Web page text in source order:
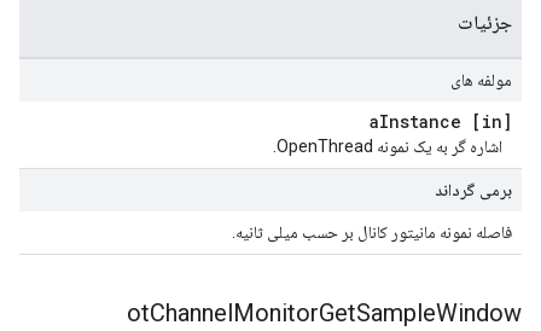
جزئیات
مولفه های
[in] a
Instance
اشاره گر به یک نمونه OpenThread.
برمی گرداند
فاصله نمونه مانیتور کانال بر حسب میلی ثانیه.
otChannelMonitorGetSampleWindow